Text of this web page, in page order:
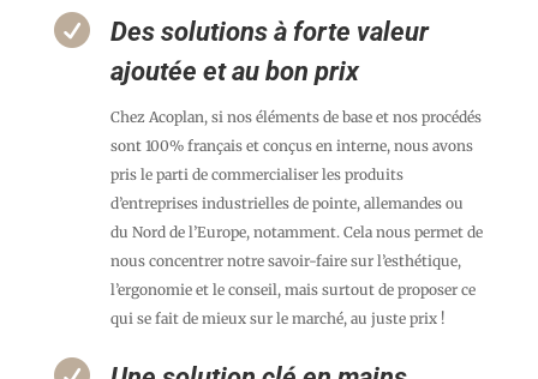

Des solutions à forte valeur
ajoutée et au bon prix
Chez Acoplan, si nos éléments de base et nos procédés
sont 100% français et conçus en interne, nous avons
pris le parti de commercialiser les produits
d’entreprises industrielles de pointe, allemandes ou
du Nord de l’Europe, notamment. Cela nous permet de
nous concentrer notre savoir-faire sur l’esthétique,
l’ergonomie et le conseil, mais surtout de proposer ce
qui se fait de mieux sur le marché, au juste prix !